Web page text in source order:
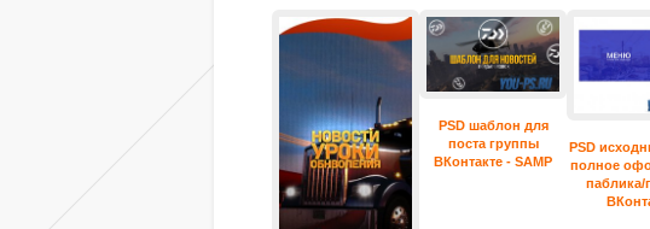
PSD шаблон для
поста группы
ВКонтакте - SAMP
PSD
полное
паблика/